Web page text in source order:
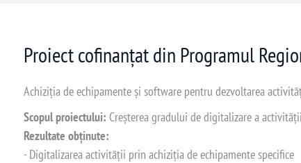
Proiect cofinanțat din Programul
Achiziția de echipamente și software pentru dezvoltarea
Scopul proiectului: Creșterea gradului de digitalizare a
Rezultate obținute:
- Digitalizarea activității prin achiziția de echipamente specifice